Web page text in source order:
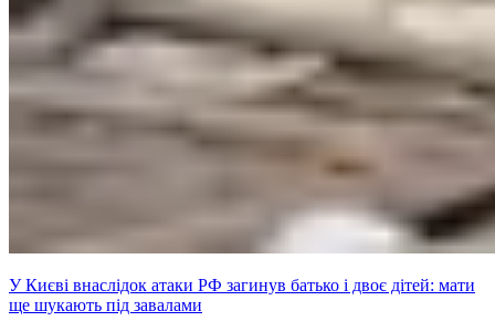
У Києві внаслідок атаки РФ загинув батько і двоє дітей: мати
ще шукають під завалами